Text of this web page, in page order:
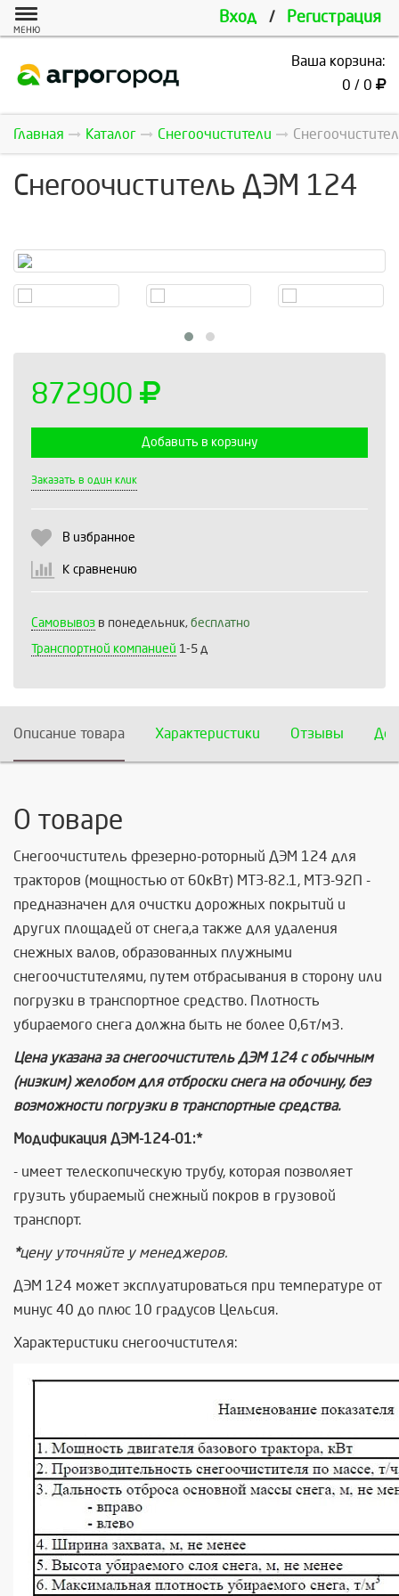
Вход / Регистрация
МЕНЮ
Ваша корзина:
0 / 0
Главная Каталог Снегоочистители
Снегоочиститель ДЭМ 124
872900
Добавить в корзину
Заказать в один клик
В избранное
К сравнению
Самовывоз в понедельник, бесплатно
Транспортной компанией 1-5 д
Описание товара Характеристики Отзывы
О товаре
Снегоочиститель фрезерно-роторный ДЭМ 124 для
тракторов (мощностью от 60кВт) МТЗ-82.1, МТЗ-92П -
предназначен для очистки дорожных покрытий и
других площадей от снега,а также для удаления
снежных валов, образованных плужными
снегоочистителями, путем отбрасывания в сторону или
погрузки в транспортное средство. Плотность
убираемого снега должна быть не более 0,6т/м3.
Цена указана за снегоочиститель ДЭМ 124 с обычным
(низким) желобом для отброски снега на обочину, без
возможности погрузки в транспортные средства.
Модификация ДЭМ-124-01:*
- имеет телескопическую трубу, которая позволяет
грузить убираемый снежный покров в грузовой
транспорт.
*цену уточняйте у менеджеров.
ДЭМ 124 может эксплуатироваться при температуре от
минус 40 до плюс 10 градусов Цельсия.
Характеристики снегоочистителя: